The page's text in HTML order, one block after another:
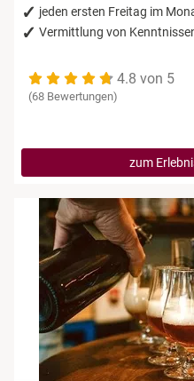
jeden ersten Freitag im
Vermittlung von
4.8 von 5
(68 Bewertungen)
zum